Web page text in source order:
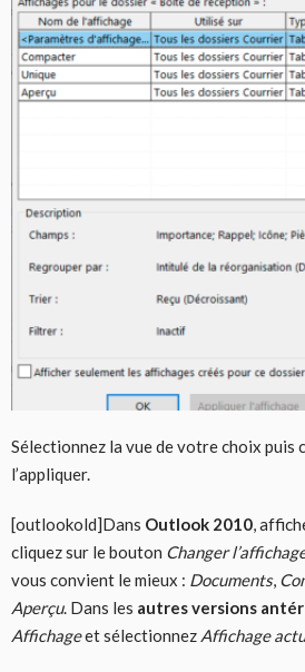
Sélectionnez la vue de votre choix puis
l’appliquer.
[outlookold]Dans Outlook 2010,
cliquez sur le bouton Changer
vous convient le mieux : Documents,
Aperçu. Dans les autres versions
Affichageet sélectionnez Affichage